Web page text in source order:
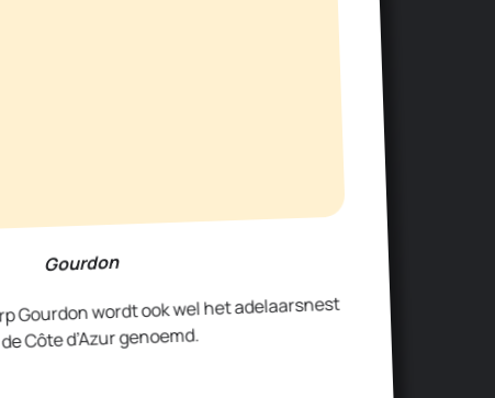
Gourdon
Gourdon wordt ook wel het adelaarsnest
Côte d’Azur genoemd.